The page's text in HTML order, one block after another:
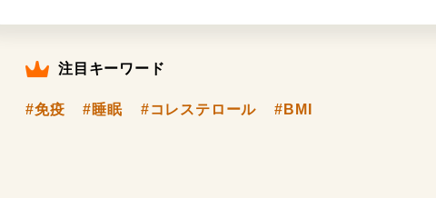
注目キーワード
#免疫 #睡眠 #コレステロール #BMI